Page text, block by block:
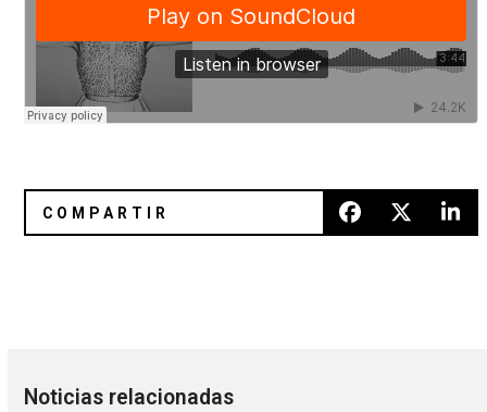
Noticias relacionadas